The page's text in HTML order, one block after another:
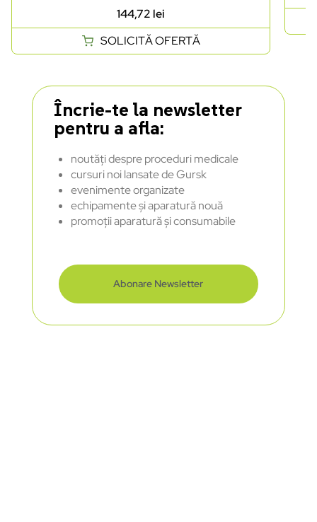
144,72 lei
SOLICITĂ OFERTĂ
Încrie-te la newsletter
pentru a afla:
noutăți despre proceduri medicale
cursuri noi lansate de Gursk
evenimente organizate
echipamente și aparatură nouă
promoții aparatură și consumabile
Abonare Newsletter